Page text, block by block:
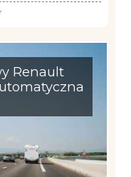
Renault